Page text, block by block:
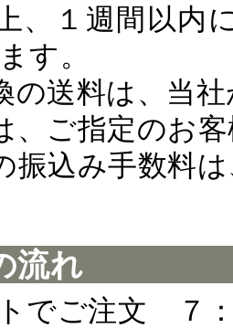
、１週間以
す。
の送料は、当
、ご指定のお
振込み手数料
流れ
でご注文 ７